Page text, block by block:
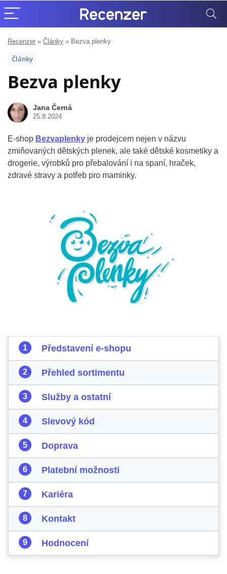
Recenzer » Články » Bezva plenky
Články
Bezva plenky
Jana Černá
25.8.2024
E-shop Bezvaplenky je prodejcem nejen v názvu
zmiňovaných dětských plenek, ale také dětské kosmetiky a
drogerie, výrobků pro přebalování i na spaní, hraček,
zdravé stravy a potřeb pro maminky.
Představení e-shopu
Přehled sortimentu
Služby a ostatní
Slevový kód
Doprava
Platební možnosti
Kariéra
Kontakt
Hodnocení